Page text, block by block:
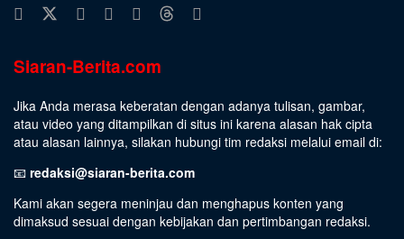
Siaran-Berita.com
Jika Anda merasa keberatan dengan adanya tulisan, gambar,
atau video yang ditampilkan di situs ini karena alasan hak cipta
atau alasan lainnya, silakan hubungi tim redaksi melalui email di:
📧 redaksi@siaran-berita.com
Kami akan segera meninjau dan menghapus konten yang
dimaksud sesuai dengan kebijakan dan pertimbangan redaksi.